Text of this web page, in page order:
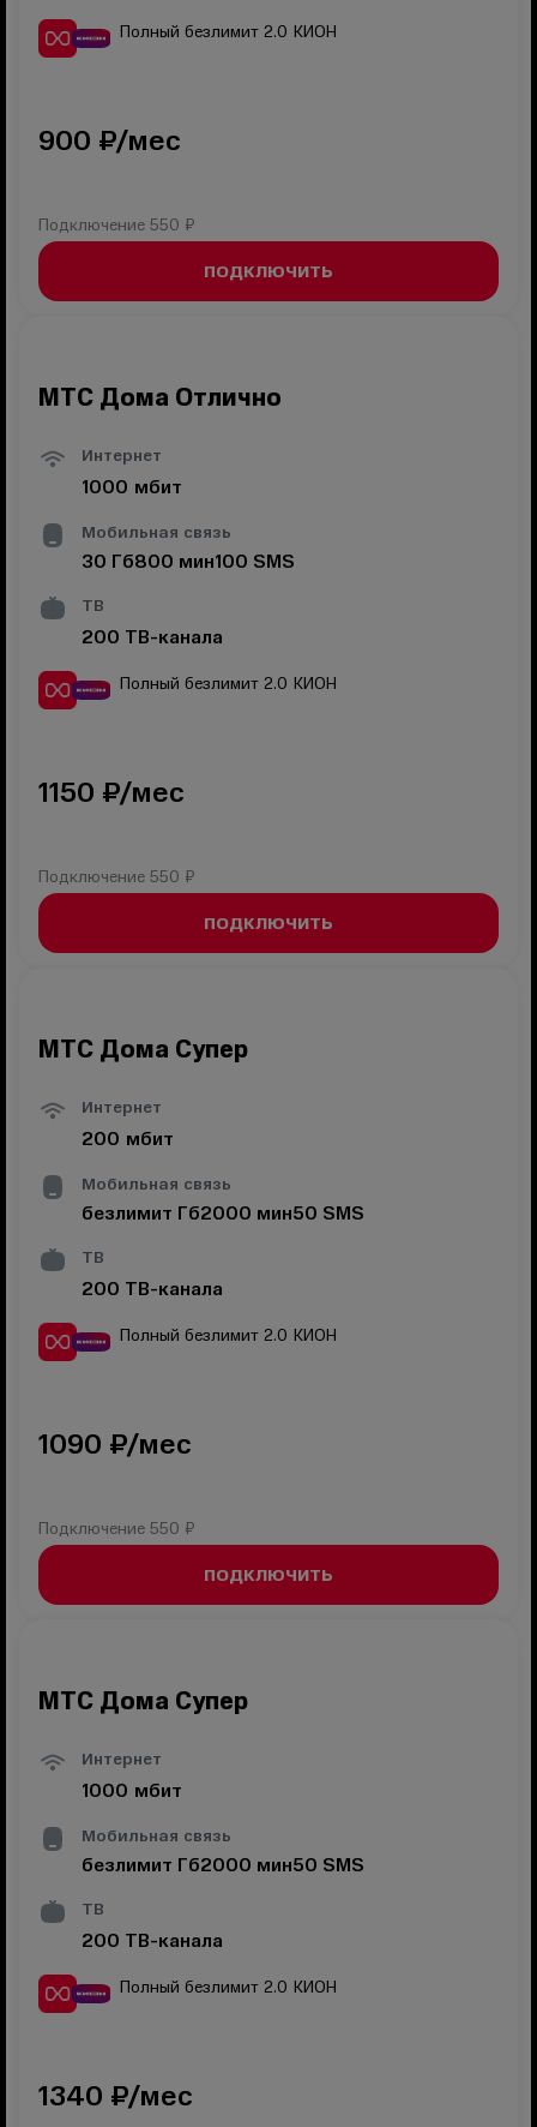
Полный безлимит 2.0 КИОН
900 ₽/мес
Подключение 550 ₽
ПОДКЛЮЧИТЬ
МТС Дома Отлично
Интернет
1000 мбит
Мобильная связь
30 Гб800 мин100 SMS
ТВ
200 ТВ-канала
Полный безлимит 2.0 КИОН
1150 ₽/мес
Подключение 550 ₽
ПОДКЛЮЧИТЬ
МТС Дома Супер
Интернет
200 мбит
Мобильная связь
безлимит Гб2000 мин50 SMS
ТВ
200 ТВ-канала
Полный безлимит 2.0 КИОН
1090 ₽/мес
Подключение 550 ₽
ПОДКЛЮЧИТЬ
МТС Дома Супер
Интернет
1000 мбит
Мобильная связь
безлимит Гб2000 мин50 SMS
ТВ
200 ТВ-канала
Полный безлимит 2.0 КИОН
1340 ₽/мес